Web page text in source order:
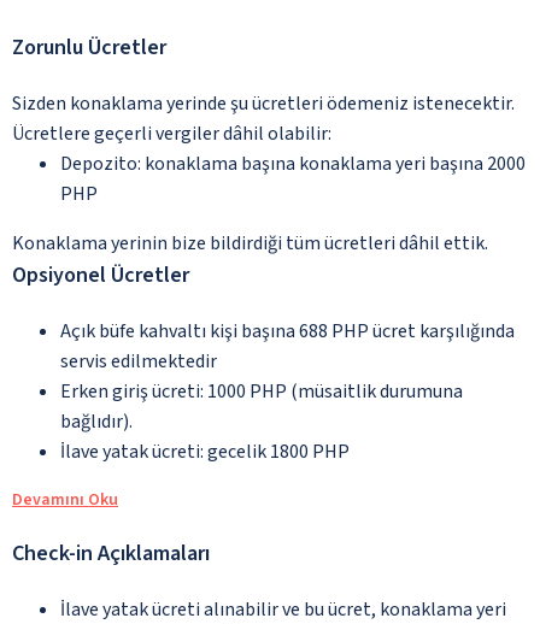
Zorunlu Ücretler
Sizden konaklama yerinde şu ücretleri ödemeniz istenecektir.
Ücretlere geçerli vergiler dâhil olabilir:
Depozito: konaklama başına konaklama yeri başına 2000
PHP
Konaklama yerinin bize bildirdiği tüm ücretleri dâhil ettik.
Opsiyonel Ücretler
Açık büfe kahvaltı kişi başına 688 PHP ücret karşılığında
servis edilmektedir
Erken giriş ücreti: 1000 PHP (müsaitlik durumuna
bağlıdır).
İlave yatak ücreti: gecelik 1800 PHP
Devamını Oku
Check-in Açıklamaları
İlave yatak ücreti alınabilir ve bu ücret, konaklama yeri